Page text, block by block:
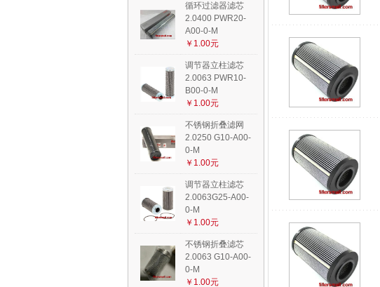
循环过滤器滤芯
2.0400 PWR20-
A00-0-M
￥1.00元
调节器立柱滤芯
2.0063 PWR10-
B00-0-M
￥1.00元
不锈钢折叠滤网
2.0250 G10-A00-
0-M
￥1.00元
调节器立柱滤芯
2.0063G25-A00-
0-M
￥1.00元
不锈钢折叠滤芯
2.0063 G10-A00-
0-M
￥1.00元